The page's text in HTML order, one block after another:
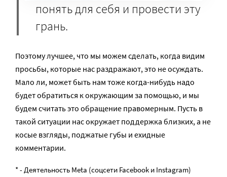
понять для себя и провести эту
грань.
Поэтому лучшее, что мы можем сделать, когда видим
просьбы, которые нас раздражают, это не осуждать.
Мало ли, может быть нам тоже когда-нибудь надо
будет обратиться к окружающим за помощью, и мы
будем считать это обращение правомерным. Пусть в
такой ситуации нас окружает поддержка близких, а не
косые взгляды, поджатые губы и ехидные
комментарии.
* - Деятельность Meta (соцсети Facebook и Instagram)